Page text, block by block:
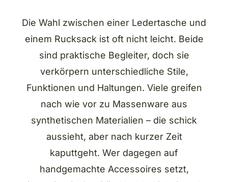
Die Wahl zwischen einer Ledertasche und
einem Rucksack ist oft nicht leicht. Beide
sind praktische Begleiter, doch sie
verkörpern unterschiedliche Stile,
Funktionen und Haltungen. Viele greifen
nach wie vor zu Massenware aus
synthetischen Materialien – die schick
aussieht, aber nach kurzer Zeit
kaputtgeht. Wer dagegen auf
handgemachte Accessoires setzt,